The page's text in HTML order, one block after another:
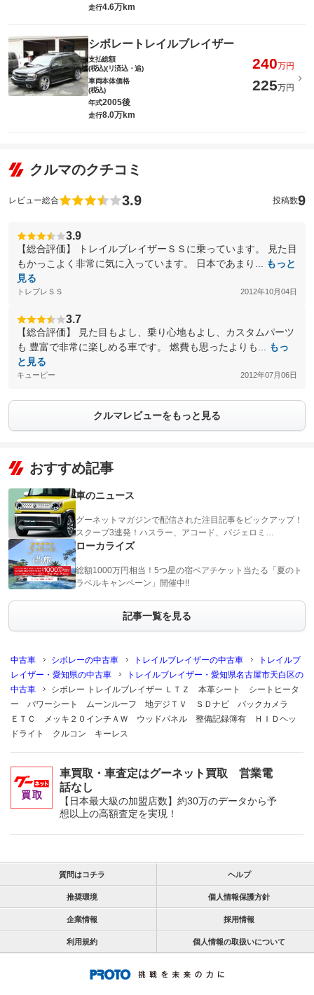
走行4.6万km
シボレートレイルブレイザー
支払総額
(税込)(リ済込・追)
240万円
車両本体価格
(税込)
225万円
年式2005後
走行8.0万km
クルマのクチコミ
レビュー総合 3.9 投稿数9
3.9
【総合評価】 トレイルブレイザーＳＳに乗っています。 見た目
もかっこよく非常に気に入っています。 日本であまり...
もっと
見る
トレブレＳＳ 2012年10月04日
3.7
【総合評価】 見た目もよし、乗り心地もよし、カスタムパーツ
も 豊富で非常に楽しめる車です。 燃費も思ったよりも...
もっ
と見る
キューピー 2012年07月06日
クルマレビューをもっと見る
おすすめ記事
車のニュース
グーネットマガジンで配信された注目記事をピックアップ！
スクープ3連発！ハスラー、アコード、パジェロミ…
ローカライズ
総額1000万円相当！5つ星の宿ペアチケット当たる「夏のト
ラベルキャンペーン」開催中!!
記事一覧を見る
中古車 シボレーの中古車 トレイルブレイザーの中古車
トレイルブ
レイザー・愛知県の中古車
トレイルブレイザー・愛知県名古屋市天白区の
中古車
シボレー トレイルブレイザー ＬＴＺ 本革シート シートヒータ
ー パワーシート ムーンルーフ 地デジＴＶ ＳＤナビ バックカメラ
ＥＴＣ メッキ２０インチＡＷ ウッドパネル 整備記録簿有 ＨＩＤヘッ
ドライト クルコン キーレス
車買取・車査定はグーネット買取 営業電
話なし
【日本最大級の加盟店数】約30万のデータから予
想以上の高額査定を実現！
質問はコチラ ヘルプ
推奨環境 個人情報保護方針
企業情報 採用情報
利用規約 個人情報の取扱いについて